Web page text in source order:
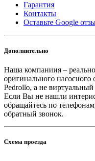
Гарантия
Контакты
Оставьте Google
Дополнительно
Наша компаниия –
оригинального насосного
Pedrollo, а не
Если Вы не нашли
обращайтесь по
обратный звонок.
Схема проезда